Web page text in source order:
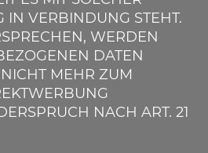
IN VERBINDUNG STEHT.
WERDEN
DATEN
MEHR ZUM
NACH ART. 21